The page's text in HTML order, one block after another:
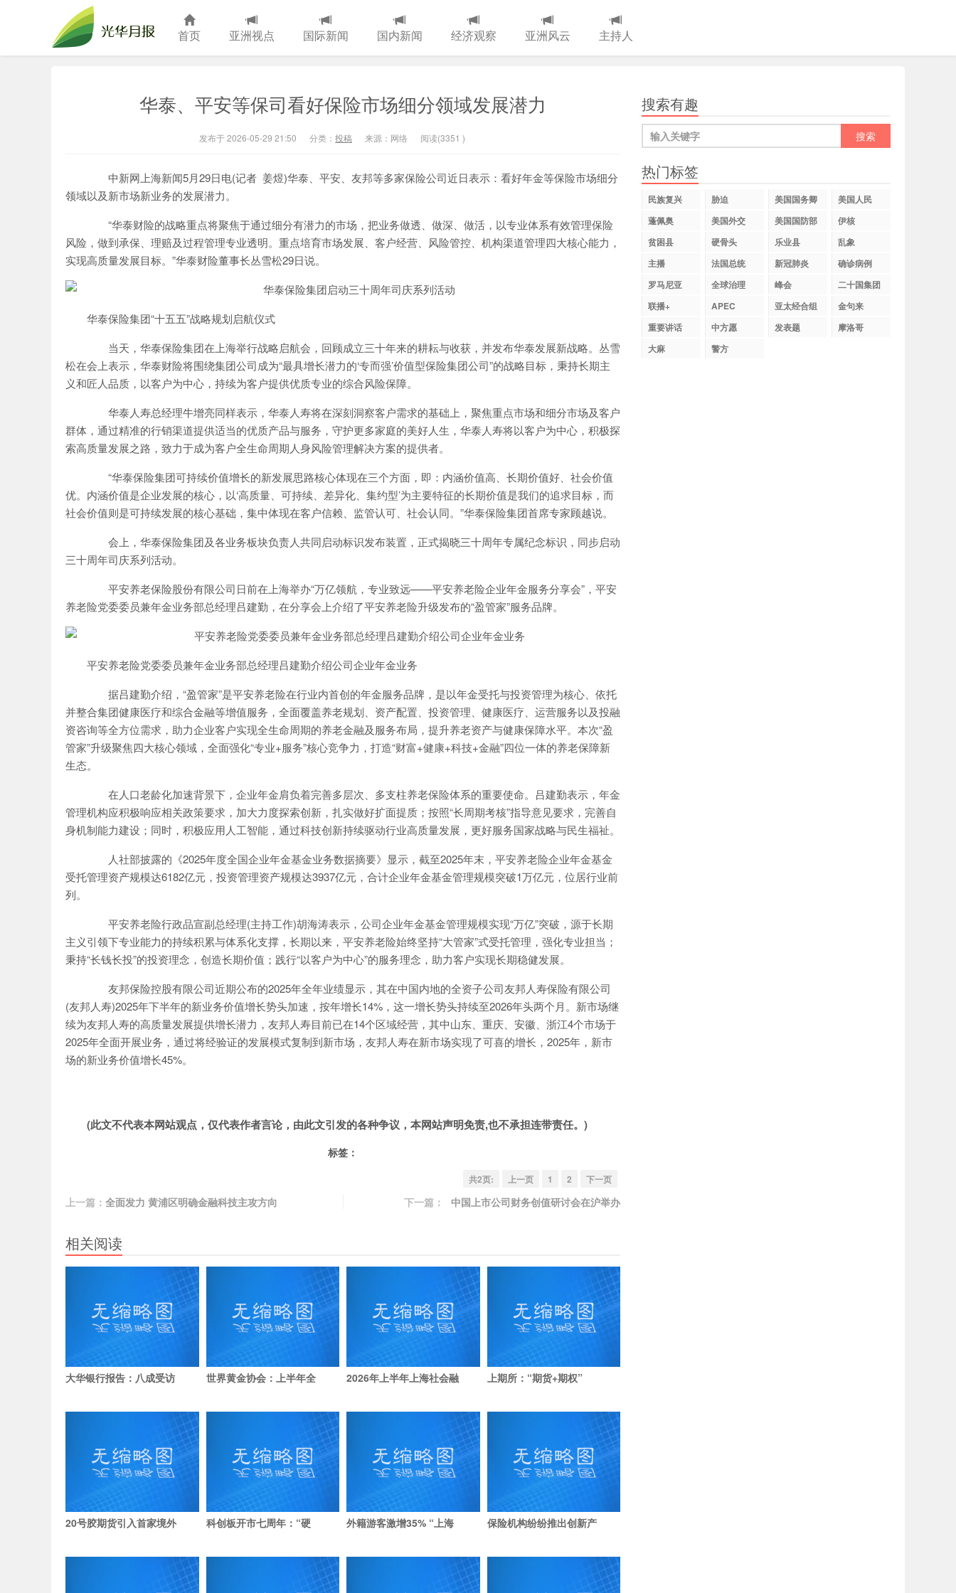
光华月报
首页 亚洲视点 国际新闻 国内新闻 经济观察 亚洲风云 主持人
华泰、平安等保司看好保险市场细分领域发展潜力
发布于 2026-05-29 21:50 分类： 投稿 来源：网络 阅读(3351 )
中新网上海新闻5月29日电(记者 姜煜)华泰、平安、友邦等多家保险公司近日表示：看好年金等保险市场细分
领域以及新市场新业务的发展潜力。
“华泰财险的战略重点将聚焦于通过细分有潜力的市场，把业务做透、做深、做活，以专业体系有效管理保险
风险，做到承保、理赔及过程管理专业透明。重点培育市场发展、客户经营、风险管控、机构渠道管理四大核心能力，
实现高质量发展目标。”华泰财险董事长丛雪松29日说。
华泰保险集团“十五五”战略规划启航仪式
当天，华泰保险集团在上海举行战略启航会，回顾成立三十年来的耕耘与收获，并发布华泰发展新战略。丛雪
松在会上表示，华泰财险将围绕集团公司成为“最具增长潜力的‘专而强’价值型保险集团公司”的战略目标，秉持长期主
义和匠人品质，以客户为中心，持续为客户提供优质专业的综合风险保障。
华泰人寿总经理牛增亮同样表示，华泰人寿将在深刻洞察客户需求的基础上，聚焦重点市场和细分市场及客户
群体，通过精准的行销渠道提供适当的优质产品与服务，守护更多家庭的美好人生，华泰人寿将以客户为中心，积极探
索高质量发展之路，致力于成为客户全生命周期人身风险管理解决方案的提供者。
“华泰保险集团可持续价值增长的新发展思路核心体现在三个方面，即：内涵价值高、长期价值好、社会价值
优。内涵价值是企业发展的核心，以‘高质量、可持续、差异化、集约型’为主要特征的长期价值是我们的追求目标，而
社会价值则是可持续发展的核心基础，集中体现在客户信赖、监管认可、社会认同。”华泰保险集团首席专家顾越说。
会上，华泰保险集团及各业务板块负责人共同启动标识发布装置，正式揭晓三十周年专属纪念标识，同步启动
三十周年司庆系列活动。
平安养老保险股份有限公司日前在上海举办“万亿领航，专业致远——平安养老险企业年金服务分享会”，平安
养老险党委委员兼年金业务部总经理吕建勤，在分享会上介绍了平安养老险升级发布的“盈管家”服务品牌。
平安养老险党委委员兼年金业务部总经理吕建勤介绍公司企业年金业务
据吕建勤介绍，“盈管家”是平安养老险在行业内首创的年金服务品牌，是以年金受托与投资管理为核心、依托
并整合集团健康医疗和综合金融等增值服务，全面覆盖养老规划、资产配置、投资管理、健康医疗、运营服务以及投融
资咨询等全方位需求，助力企业客户实现全生命周期的养老金融及服务布局，提升养老资产与健康保障水平。本次“盈
管家”升级聚焦四大核心领域，全面强化“专业+服务”核心竞争力，打造“财富+健康+科技+金融”四位一体的养老保障新
生态。
在人口老龄化加速背景下，企业年金肩负着完善多层次、多支柱养老保险体系的重要使命。吕建勤表示，年金
管理机构应积极响应相关政策要求，加大力度探索创新，扎实做好扩面提质；按照“长周期考核”指导意见要求，完善自
身机制能力建设；同时，积极应用人工智能，通过科技创新持续驱动行业高质量发展，更好服务国家战略与民生福祉。
人社部披露的《2025年度全国企业年金基金业务数据摘要》显示，截至2025年末，平安养老险企业年金基金
受托管理资产规模达6182亿元，投资管理资产规模达3937亿元，合计企业年金基金管理规模突破1万亿元，位居行业前
列。
平安养老险行政品宣副总经理(主持工作)胡海涛表示，公司企业年金基金管理规模实现“万亿”突破，源于长期
主义引领下专业能力的持续积累与体系化支撑，长期以来，平安养老险始终坚持“大管家”式受托管理，强化专业担当；
秉持“长钱长投”的投资理念，创造长期价值；践行“以客户为中心”的服务理念，助力客户实现长期稳健发展。
友邦保险控股有限公司近期公布的2025年全年业绩显示，其在中国内地的全资子公司友邦人寿保险有限公司
(友邦人寿)2025年下半年的新业务价值增长势头加速，按年增长14%，这一增长势头持续至2026年头两个月。新市场继
续为友邦人寿的高质量发展提供增长潜力，友邦人寿目前已在14个区域经营，其中山东、重庆、安徽、浙江4个市场于
2025年全面开展业务，通过将经验证的发展模式复制到新市场，友邦人寿在新市场实现了可喜的增长，2025年，新市
场的新业务价值增长45%。
(此文不代表本网站观点，仅代表作者言论，由此文引发的各种争议，本网站声明免责,也不承担连带责任。)
标签：
共2页: 上一页 1 2 下一页
上一篇： 全面发力 黄浦区明确金融科技主攻方向 下一篇： 中国上市公司财务创值研讨会在沪举办
相关阅读
大华银行报告：八成受访 世界黄金协会：上半年全 2026年上半年上海社会融 上期所：“期货+期权”
20号胶期货引入首家境外 科创板开市七周年：“硬 外籍游客激增35% “上海 保险机构纷纷推出创新产
搜索有趣
热门标签
民族复兴 胁迫 美国国务卿
美国人民
蓬佩奥
美国外交 美国国防部
伊核
贫困县
硬骨头 乐业县
乱象
主播
法国总统 新冠肺炎
确诊病例
罗马尼亚
全球治理 峰会
二十国集团
联播+
APEC
亚太经合组
金句来
重要讲话
中方愿 发表题
摩洛哥
大麻
警方